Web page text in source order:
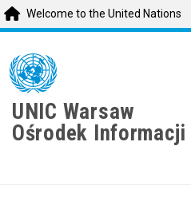
main
content
Welcome to the United Nations
UNIC Warsaw
Ośrodek Informacji